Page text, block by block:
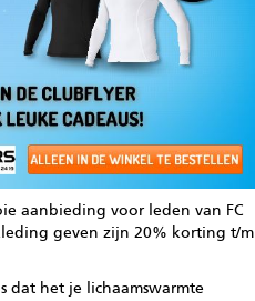
aanbieding voor leden van FC
geven zijn 20% korting t/m
dat het je lichaamswarmte